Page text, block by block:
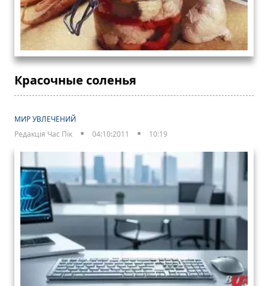
Красочные соленья
МИР УВЛЕЧЕНИЙ
Редакція Час Пік
04:10:2011 10:19